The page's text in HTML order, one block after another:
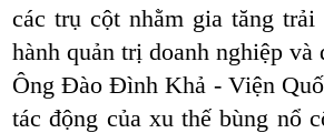
các trụ cột nhằm gia tăng
hành quản trị doanh nghiệp
Ông Đào Đình Khả - Viện
tác động của xu thế bùng nổ